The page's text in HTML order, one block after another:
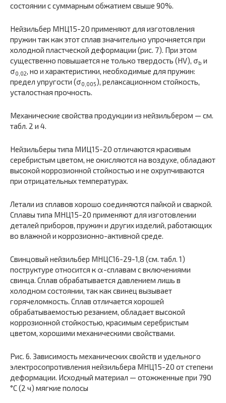
состоянии с суммарным обжатием свыше 90%.
Нейзильбер МНЦ15-20 применяют для изготовления
пружин так как этот сплав значительно упрочняется при
холодной пластческой деформации (рис. 7). При этом
существенно повышается не только твердость (HV), σb и
σ0,02, но и характеристики, необходимые для пружин:
предел упругости (σ0,005), релаксационном стойкость,
усталостная прочность.
Механические свойства продукции из нейзильбе­ром — см.
табл. 2 и 4.
Нейзильберы типа МИЦ15-20 отличаются красивым
серебристым цветом, не окисляются на воздухе, обладают
высокой коррози­онной стойкостью и не охрупчиваются
при отрицательных температурах.
Летали из сплавов хорошо соединяются пайкой и сваркой.
Сплавы типа МНЦ15-20 применяют для изготовле­нии
деталей приборов, пружин и других изделий, работающих
во влажной и коррозионно-активной среде.
Свинцовый нейзильбер МНЦС16-29-1,8 (см. табл. 1)
поструктуре относится к α-сплавам с включениями
свинца. Сплав обрабатывается давлением лишь в
холодном состоянии, так как свинец вызывает
горячеломкость. Сплав отличается хорошей
обрабатываемостью резанием, обладает высокой
коррозионной стойкостью, красимым серебристым
цветом, хорошими механическими свойствами.
Рис. 6. Зависимость механических свойств и удельного
электросопротивления нейзильбера МНЦ15-20 от степени
деформации. Исходный материал — отожженные при 790
°С (2 ч) мягкие полосы